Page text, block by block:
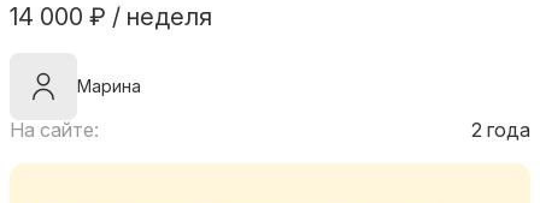
14 000 ₽ / неделя
Марина
На сайте: 2 года